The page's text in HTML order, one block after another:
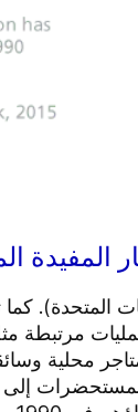
المفيدة
بعض الشركات
محلية